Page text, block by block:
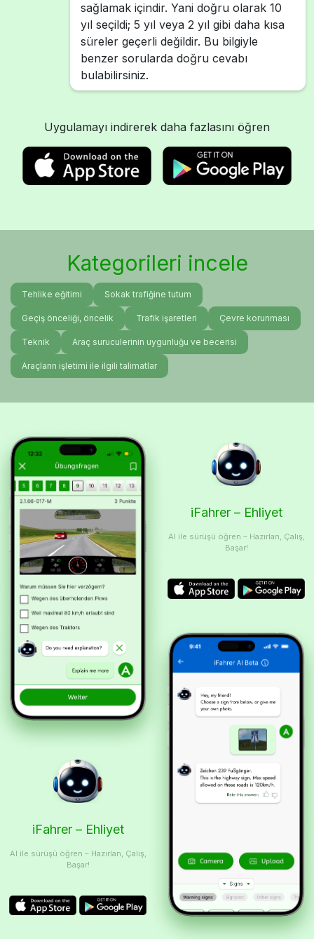
sağlamak içindir. Yani doğru olarak 10
yıl seçildi; 5 yıl veya 2 yıl gibi daha kısa
süreler geçerli değildir. Bu bilgiyle
benzer sorularda doğru cevabı
bulabilirsiniz.
Uygulamayı indirerek daha fazlasını öğren
Kategorileri incele
Tehlike eğitimi Sokak trafiğine tutum
Geçiş önceliği, öncelik Trafik işaretleri Çevre korunması
Teknik Araç suruculerinin uygunluğu ve becerisi
Araçların işletimi ile ilgili talimatlar
iFahrer – Ehliyet
AI ile sürüşü öğren – Hazırlan, Çalış,
Başar!
iFahrer – Ehliyet
AI ile sürüşü öğren – Hazırlan, Çalış,
Başar!